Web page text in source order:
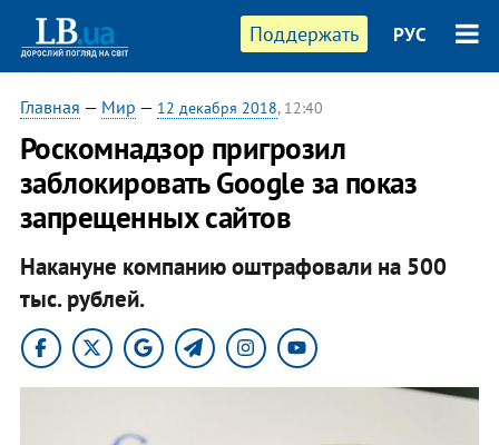
Поддержать РУС
Главная — Мир — 12 декабря 2018, 12:40
Роскомнадзор пригрозил
заблокировать Google за показ
запрещенных сайтов
Накануне компанию оштрафовали на 500
тыс. рублей.